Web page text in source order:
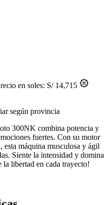
en soles: S/ 14,715
según provincia
300NK combina potencia y
fuertes. Con su motor
esta máquina musculosa y ágil
Siente la intensidad y domina
libertad en cada trayecto!